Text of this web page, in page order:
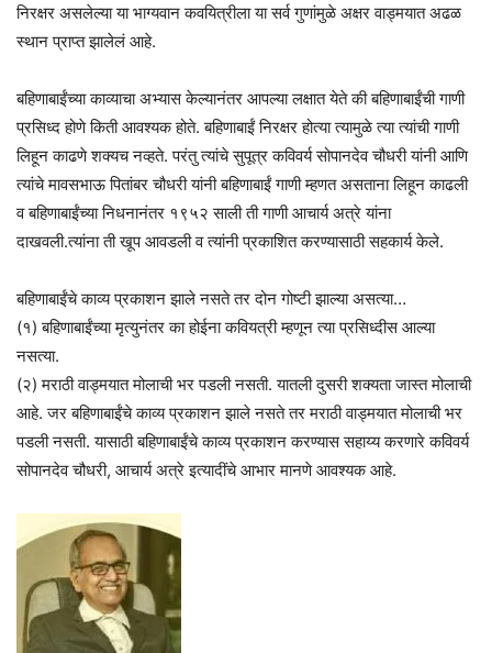
निरक्षर असलेल्या या भाग्यवान कवयित्रीला या सर्व गुणांमुळे अक्षर वाड्मयात अढळ
स्थान प्राप्त झालेलं आहे.
बहिणाबाईंच्या काव्याचा अभ्यास केल्यानंतर आपल्या लक्षात येते की बहिणाबाईंची गाणी
प्रसिध्द होणे किती आवश्यक होते. बहिणाबाईं निरक्षर होत्या त्यामुळे त्या त्यांची गाणी
लिहून काढणे शक्यच नव्हते. परंतु त्यांचे सुपूत्र कविवर्य सोपानदेव चौधरी यांनी आणि
त्यांचे मावसभाऊ पितांबर चौधरी यांनी बहिणाबाईं गाणी म्हणत असताना लिहून काढली
व बहिणाबाईंच्या निधनानंतर १९५२ साली ती गाणी आचार्य अत्रे यांना
दाखवली.त्यांना ती खूप आवडली व त्यांनी प्रकाशित करण्यासाठी सहकार्य केले.
बहिणाबाईंचे काव्य प्रकाशन झाले नसते तर दोन गोष्टी झाल्या असत्या…
(१) बहिणाबाईंच्या मृत्युनंतर का होईना कवियत्री म्हणून त्या प्रसिध्दीस आल्या
नसत्या.
(२) मराठी वाड्मयात मोलाची भर पडली नसती. यातली दुसरी शक्यता जास्त मोलाची
आहे. जर बहिणाबाईंचे काव्य प्रकाशन झाले नसते तर मराठी वाड्मयात मोलाची भर
पडली नसती. यासाठी बहिणाबाईंचे काव्य प्रकाशन करण्यास सहाय्य करणारे कविवर्य
सोपानदेव चौधरी, आचार्य अत्रे इत्यादींचे आभार मानणे आवश्यक आहे.